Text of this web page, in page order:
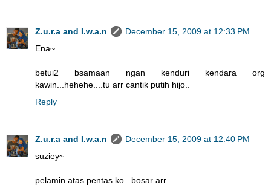
Z.u.r.a and I.w.a.n
December 15, 2009 at 12:33 PM
Ena~
betui2 bsamaan ngan kenduri kendara org
kawin...hehehe....tu arr cantik putih hijo..
Reply
Z.u.r.a and I.w.a.n
December 15, 2009 at 12:40 PM
suziey~
pelamin atas pentas ko...bosar arr...